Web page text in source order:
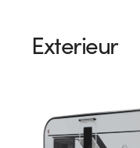
Exterieur